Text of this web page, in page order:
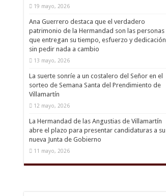
19 mayo, 2026
Ana Guerrero destaca que el verdadero
patrimonio de la Hermandad son las personas
que entregan su tiempo, esfuerzo y dedicación,
sin pedir nada a cambio
13 mayo, 2026
La suerte sonríe a un costalero del Señor en el
sorteo de Semana Santa del Prendimiento de
Villamartín
12 mayo, 2026
La Hermandad de las Angustias de Villamartín
abre el plazo para presentar candidaturas a su
nueva Junta de Gobierno
11 mayo, 2026